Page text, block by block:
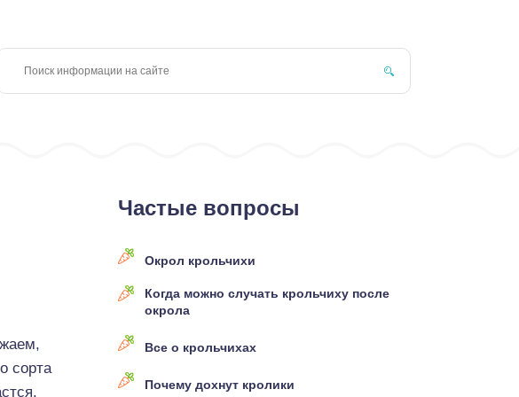
сорта
Частые вопросы
Окрол крольчихи
Когда можно случать крольчиху после
окрола
Все о крольчихах
Почему дохнут кролики